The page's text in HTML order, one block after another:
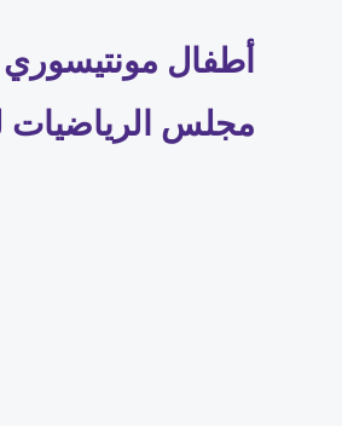
أطفال مونتيسوري
مجلس الرياضيات